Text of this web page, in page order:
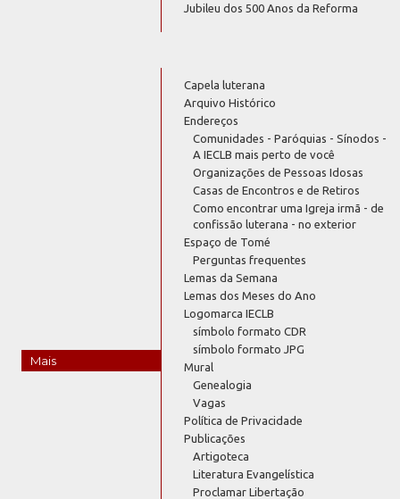
Jubileu dos 500 Anos da Reforma
Mais
Capela luterana
Arquivo Histórico
Endereços
Comunidades - Paróquias - Sínodos -
A IECLB mais perto de você
Organizações de Pessoas Idosas
Casas de Encontros e de Retiros
Como encontrar uma Igreja irmã - de
confissão luterana - no exterior
Espaço de Tomé
Perguntas frequentes
Lemas da Semana
Lemas dos Meses do Ano
Logomarca IECLB
símbolo formato CDR
símbolo formato JPG
Mural
Genealogia
Vagas
Política de Privacidade
Publicações
Artigoteca
Literatura Evangelística
Proclamar Libertação